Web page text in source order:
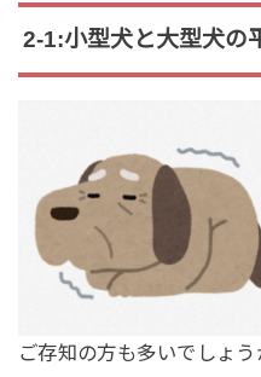
2-1:小型犬と大型犬の
ご存知の方も多いでしょう